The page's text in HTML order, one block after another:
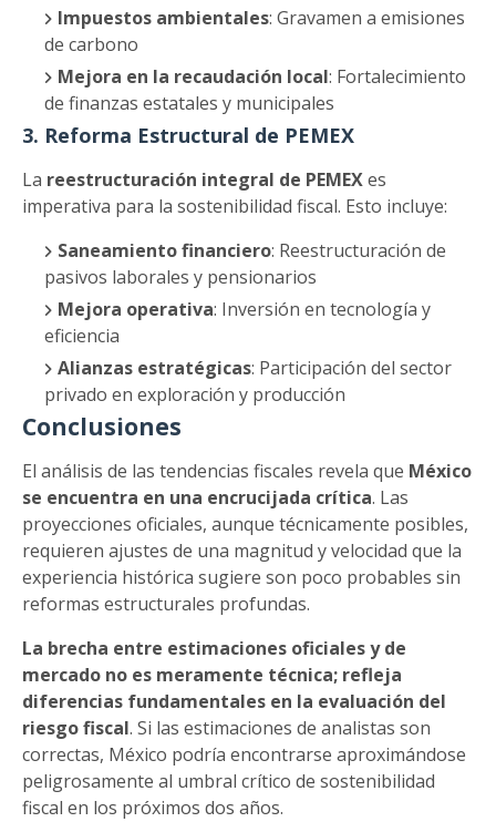
Impuestos ambientales: Gravamen a emisiones
de carbono
Mejora en la recaudación local: Fortalecimiento
de finanzas estatales y municipales
3. Reforma Estructural de PEMEX
La reestructuración integral de PEMEXes
imperativa para la sostenibilidad fiscal. Esto incluye:
Saneamiento financiero: Reestructuración de
pasivos laborales y pensionarios
Mejora operativa: Inversión en tecnología y
eficiencia
Alianzas estratégicas: Participación del sector
privado en exploración y producción
Conclusiones
El análisis de las tendencias fiscales revela que México
se encuentra en una encrucijada crítica. Las
proyecciones oficiales, aunque técnicamente posibles,
requieren ajustes de una magnitud y velocidad que la
experiencia histórica sugiere son poco probables sin
reformas estructurales profundas.
La brecha entre estimaciones oficiales y de
mercado no es meramente técnica; refleja
diferencias fundamentales en la evaluación del
riesgo fiscal. Si las estimaciones de analistas son
correctas, México podría encontrarse aproximándose
peligrosamente al umbral crítico de sostenibilidad
fiscal en los próximos dos años.